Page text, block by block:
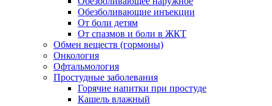
Обезболивающие инъекции
От боли детям
От спазмов и боли в ЖКТ
Обмен веществ (гормоны)
Онкология
Офтальмология
Простудные заболевания
Горячие напитки при простуде
Кашель влажный